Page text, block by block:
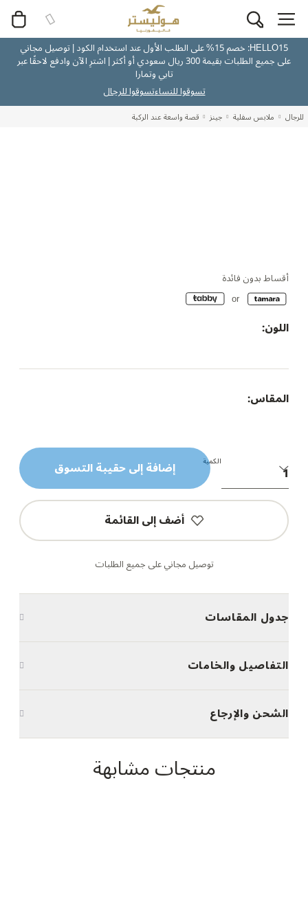
HELLO15: خصم 15% على الطلب الأول عند استخدام الكود | توصيل مجاني
على جميع الطلبات بقيمة 300 ريال سعودي أو أكثر | اشترِ الآن وادفع لاحقًا عبر
تابي وتمارا
تسوقوا للنساءتسوقوا للرجال
للرجال ملابس سفلية جينز قصة واسعة عند الركبة
أقساط بدون فائدة
اللون:
المقاس:
الكمية إضافة إلى حقيبة التسوق
أضف إلى القائمة
توصيل مجاني على جميع الطلبات
جدول المقاسات
التفاصيل والخامات
الشحن والإرجاع
منتجات مشابهة